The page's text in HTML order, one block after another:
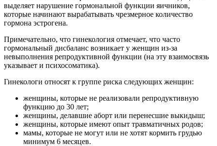
выделяет нарушение гормональной функции яичников,
которые начинают вырабатывать чрезмерное количество
гормона эстрогена.
Примечательно, что гинекология отмечает, что часто
гормональный дисбаланс возникает у женщин из-за
невыполнения репродуктивной функции (на эту взаимосвязь
указывает и психосоматика).
Гинекологи относят к группе риска следующих женщин:
женщины, которые не реализовали репродуктивную
функцию до 30 лет;
женщины, делавшие аборт или перенесшие выкидыш;
женщины, которые имеют опыт травматичных родов;
мамы, которые не могут или не хотят кормить грудью
минимум 6 месяцев.